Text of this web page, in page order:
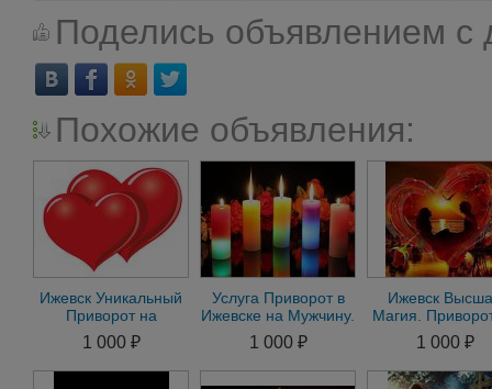
Поделись объявлением с
Похожие объявления:
Ижевск Уникальный
Приворот на
Мужчину Приворот
на Женщину.
Гадание
1 000 ₽
Услуга Приворот в
Ижевске на Мужчину.
Приворот на
Женщину по Фото
1 000 ₽
Ижевск
Магия.
Мужа.
Девушку.
1 000 ₽